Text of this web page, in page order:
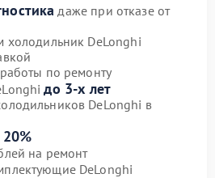
даже при отказе от
холодильник DeLonghi
по ремонту
до 3-х лет
DeLonghi в
20%
на ремонт
DeLonghi